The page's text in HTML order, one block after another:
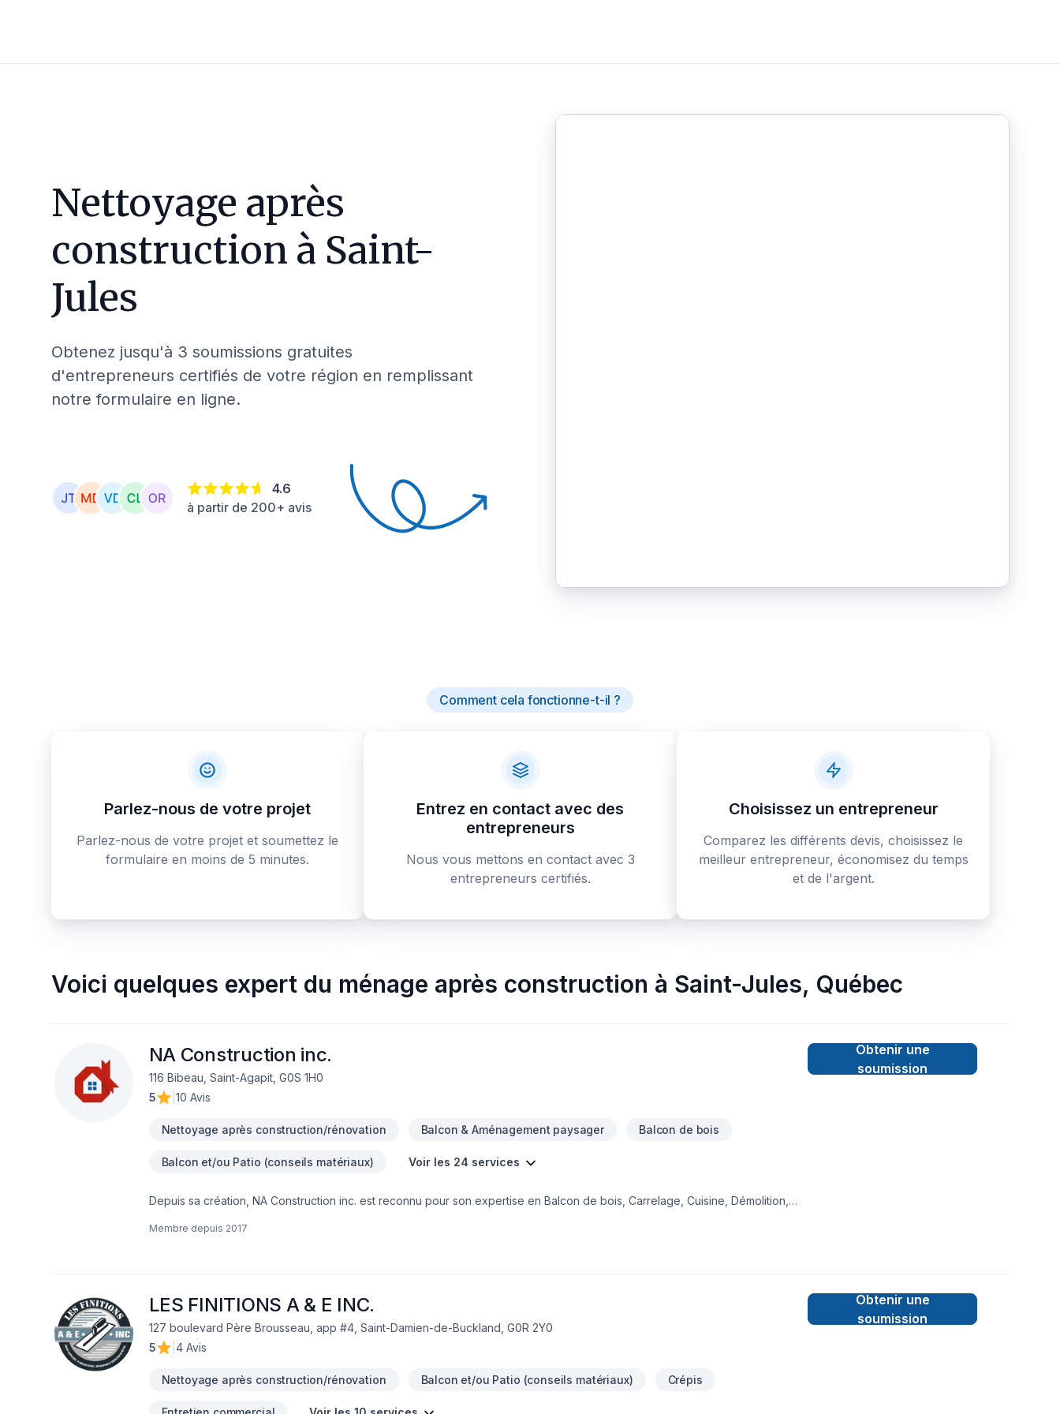
Nettoyage après
construction à Saint-
Jules
Obtenez jusqu'à 3 soumissions gratuites
d'entrepreneurs certifiés de votre région en remplissant
notre formulaire en ligne.
4.6
à partir de 200+ avis
Comment cela fonctionne-t-il ?
Parlez-nous de votre projet
Parlez-nous de votre projet et soumettez le
formulaire en moins de 5 minutes.
Entrez en contact avec des
entrepreneurs
Nous vous mettons en contact avec 3
entrepreneurs certifiés.
Choisissez un entrepreneur
Comparez les différents devis, choisissez le
meilleur entrepreneur, économisez du temps
et de l'argent.
Voici quelques expert du ménage après construction à Saint-Jules, Québec
NA Construction inc.
116 Bibeau, Saint-Agapit, G0S 1H0
5
10 Avis
Nettoyage après construction/rénovation Balcon & Aménagement paysager Balcon de bois
Balcon et/ou Patio (conseils matériaux) Voir les 24 services
Depuis sa création, NA Construction inc. est reconnu pour son expertise en Balcon de bois, Carrelage, Cuisine, Démolition,
naturelles, Plancher, Salle de bain, Sous-sol, Tirage de joint. Nous desservons Capitale-Nationale,Centre du
Membre depuis 2017
Obtenir une
soumission
LES FINITIONS A & E INC.
127 boulevard Père Brousseau, app #4, Saint-Damien-de-Buckland, G0R 2Y0
5
4 Avis
Nettoyage après construction/rénovation Balcon et/ou Patio (conseils matériaux) Crépis
Obtenir une
soumission